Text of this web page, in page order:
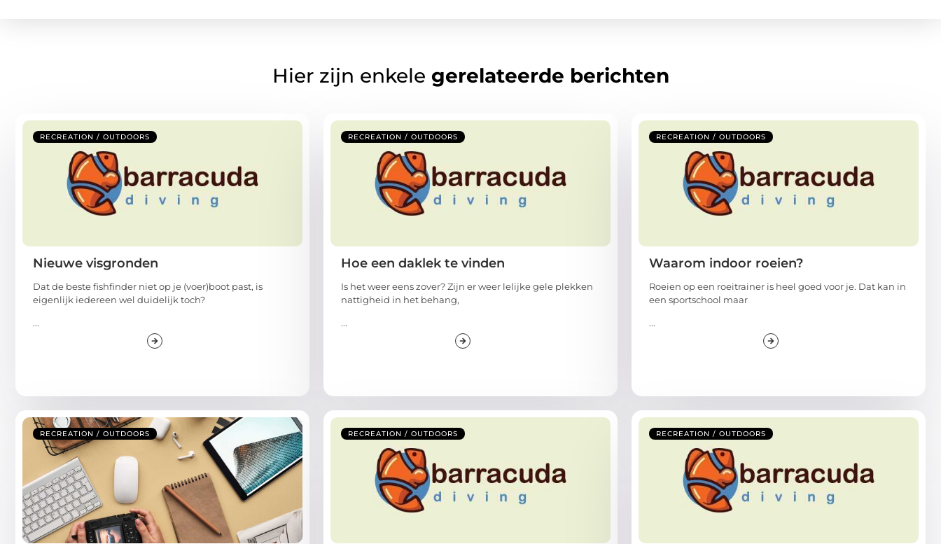
Hier zijn enkele gerelateerde berichten
RECREATION / OUTDOORS
Nieuwe visgronden
Dat de beste fishfinder niet op je (voer)boot past, is
eigenlijk iedereen wel duidelijk toch?
...
RECREATION / OUTDOORS
Hoe een daklek te vinden
Is het weer eens zover? Zijn er weer lelijke gele plekken
nattigheid in het behang,
...
RECREATION / OUTDOORS
Waarom indoor roeien?
Roeien op een roeitrainer is heel goed voor je. Dat kan in
een sportschool maar
...
RECREATION / OUTDOORS RECREATION / OUTDOORS RECREATION / OUTDOORS